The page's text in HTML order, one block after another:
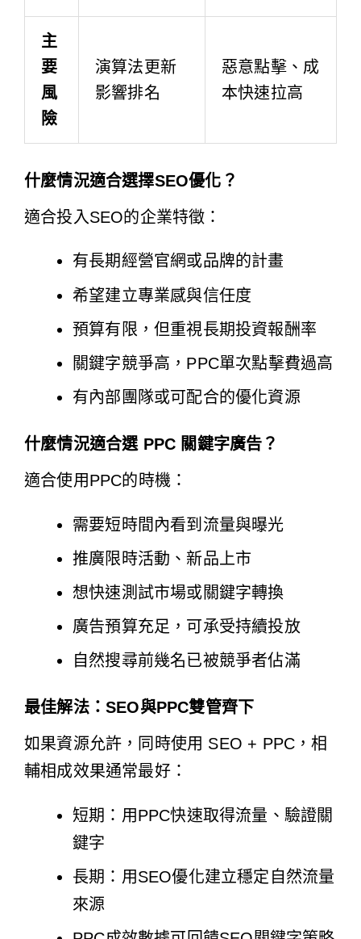
主
要
風
險
演算法更新
影響排名
惡意點擊、成
本快速拉高
什麼情況適合選擇SEO優化？
適合投入SEO的企業特徵：
有長期經營官網或品牌的計畫
希望建立專業感與信任度
預算有限，但重視長期投資報酬率
關鍵字競爭高，PPC單次點擊費過高
有內部團隊或可配合的優化資源
什麼情況適合選 PPC 關鍵字廣告？
適合使用PPC的時機：
需要短時間內看到流量與曝光
推廣限時活動、新品上市
想快速測試市場或關鍵字轉換
廣告預算充足，可承受持續投放
自然搜尋前幾名已被競爭者佔滿
最佳解法：SEO與PPC雙管齊下
如果資源允許，同時使用 SEO + PPC，相
輔相成效果通常最好：
短期：用PPC快速取得流量、驗證關
鍵字
長期：用SEO優化建立穩定自然流量
來源